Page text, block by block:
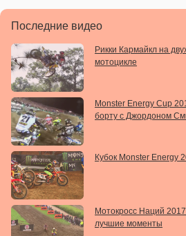
Последние видео
Рикки Кармайкл на
мотоцикле
Monster Energy Cup
борту с Джордоном
Кубок Monster Energy
Мотокросс Наций
лучшие моменты